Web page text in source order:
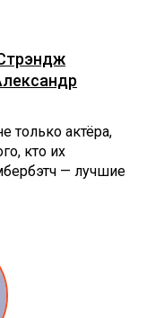
только актёра,
кто их
— лучшие